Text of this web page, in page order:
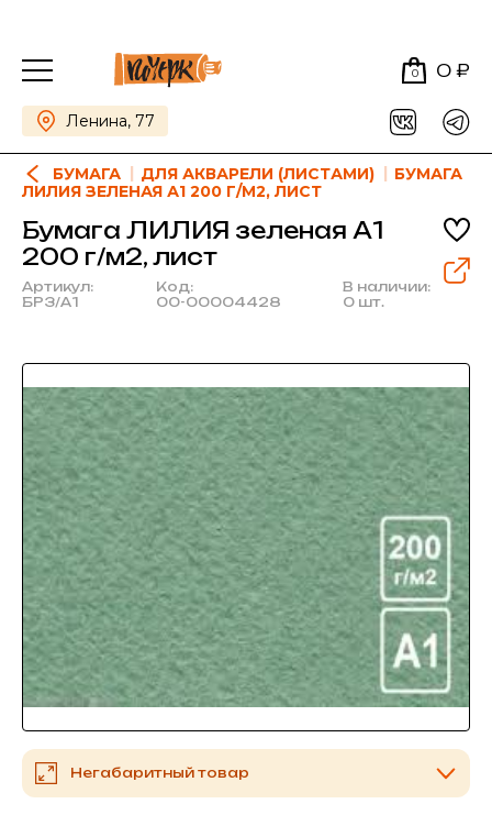
0 0 ₽
Ленина, 77
БУМАГА ДЛЯ АКВАРЕЛИ (ЛИСТАМИ)
БУМАГА
ЛИЛИЯ ЗЕЛЕНАЯ А1 200 Г/М2, ЛИСТ
Бумага ЛИЛИЯ зеленая А1
200 г/м2, лист
Артикул:
БРЗ/А1
Код:
00-00004428
В наличии:
0 шт.
Негабаритный товар